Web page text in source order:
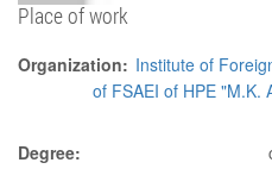
Place of work
Organization: Institute of
of FSAEI of HPE "M.K.
Degree: